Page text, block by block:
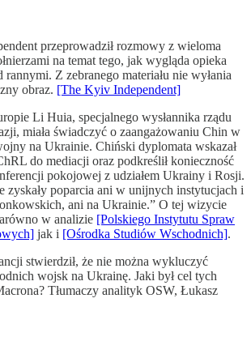
przeprowadził rozmowy z wieloma
na temat tego, jak wygląda opieka
rannymi. Z zebranego materiału nie wyłania
obraz. [The Kyiv Independent]
Li Huia, specjalnego wysłannika rządu
miała świadczyć o zaangażowaniu Chin w
na Ukrainie. Chiński dyplomata wskazał
do mediacji oraz podkreślił konieczność
pokojowej z udziałem Ukrainy i Rosji.
zyskały poparcia ani w unijnych instytucjach i
ani na Ukrainie.” O tej wizycie
w analizie [Polskiego Instytutu Spraw
jak i [Ośrodka Studiów Wschodnich].
stwierdził, że nie można wykluczyć
wojsk na Ukrainę. Jaki był cel tych
Tłumaczy analityk OSW, Łukasz